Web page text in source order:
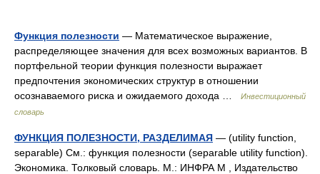
Функция полезности — Математическое выражение,
распределяющее значения для всех возможных вариантов. В
портфельной теории функция полезности выражает
предпочтения экономических структур в отношении
осознаваемого риска и ожидаемого дохода …
Инвестиционный
словарь
ФУНКЦИЯ ПОЛЕЗНОСТИ, РАЗДЕЛИМАЯ — (utility function,
separable) См.: функция полезности (separable utility function).
Экономика. Толковый словарь. М.: ИНФРА М , Издательство